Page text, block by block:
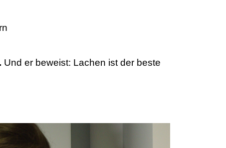
Und er beweist: Lachen ist der beste